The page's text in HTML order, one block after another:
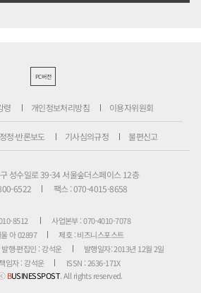
PC버전
령 개인정보처리방침 이용자위원회
정정·반론보도 기사심의규정 불편신고
성수일로 39-34 서울숲더스페이스 12층
6522
팩스 : 070-4015-8658
8512
사업본부 : 070-4010-7078
아 02897
제호 : 비즈니스포스트
발행·편집인 : 강석운
발행일자: 2013년 12월 2일
임자 : 강석운
ISSN : 2636-171X
BUSINESSPOST. All rights reserved.